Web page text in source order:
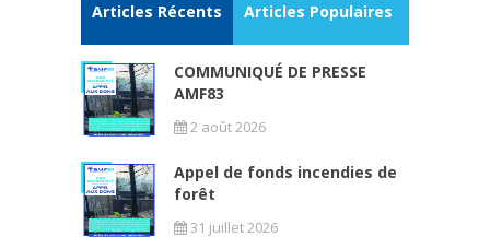
Articles Récents Articles Populaires
COMMUNIQUÉ DE PRESSE
AMF83
2 août 2026
Appel de fonds incendies de
forêt
31 juillet 2026